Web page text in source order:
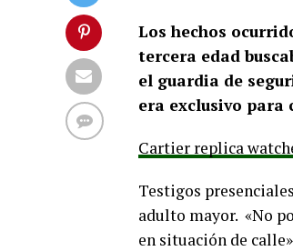
Los hechos
tercera edad
el guardia de
era exclusivo para
Cartier replica
Testigos
adulto mayor. «No
en situación de